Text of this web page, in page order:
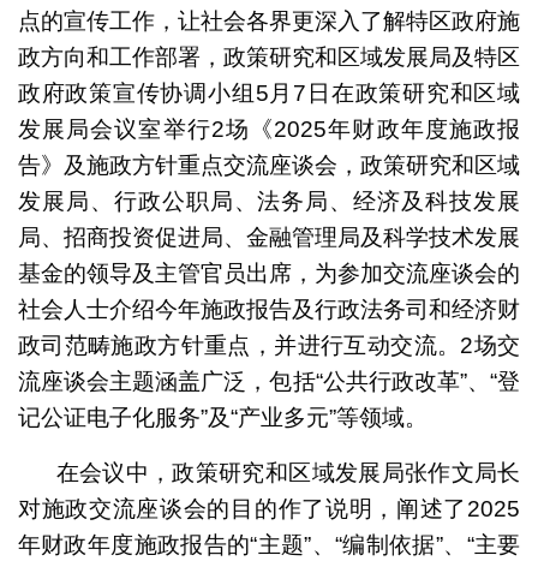
点的宣传工作，让社会各界更深入了解特区政府施
政方向和工作部署，政策研究和区域发展局及特区
政府政策宣传协调小组5月7日在政策研究和区域
发展局会议室举行2场《2025年财政年度施政报
告》及施政方针重点交流座谈会，政策研究和区域
发展局、行政公职局、法务局、经济及科技发展
局、招商投资促进局、金融管理局及科学技术发展
基金的领导及主管官员出席，为参加交流座谈会的
社会人士介绍今年施政报告及行政法务司和经济财
政司范畴施政方针重点，并进行互动交流。2场交
流座谈会主题涵盖广泛，包括“公共行政改革”、“登
记公证电子化服务”及“产业多元”等领域。
在会议中，政策研究和区域发展局张作文局长
对施政交流座谈会的目的作了说明，阐述了2025
年财政年度施政报告的“主题”、“编制依据”、“主要